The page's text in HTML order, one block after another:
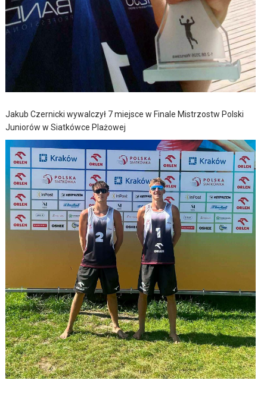
Jakub Czernicki wywalczył 7 miejsce w Finale Mistrzostw Polski
Juniorów w Siatkówce Plażowej